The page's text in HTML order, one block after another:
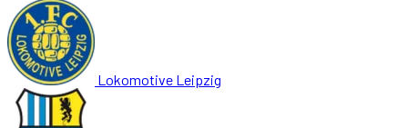
Lokomotive Leipzig